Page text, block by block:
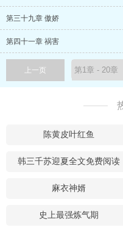
第三十九章 傲娇
第四十一章 祸害
上一页
陈黄皮叶红鱼
韩三千苏迎夏全文免费阅读
麻衣神婿
史上最强炼气期